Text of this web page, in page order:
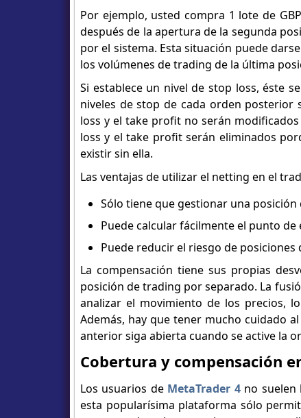
Por ejemplo, usted compra 1 lote de
después de la apertura de la segunda
por el sistema. Esta situación puede
los volúmenes de trading de la última
Si establece un nivel de stop loss, éste
niveles de stop de cada orden posterior
loss y el take profit no serán
loss y el take profit serán eliminados
existir sin ella.
Las ventajas de utilizar el netting en el
Sólo tiene que gestionar una
Puede calcular fácilmente el punto
Puede reducir el riesgo de
La compensación tiene sus propias
posición de trading por separado. La
analizar el movimiento de los precios,
Además, hay que tener mucho cuidado
anterior siga abierta cuando se active la
Cobertura y compensación
Los usuarios de MetaTrader 4no suelen
esta popularísima plataforma sólo